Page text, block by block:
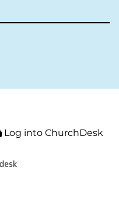
Log into ChurchDesk